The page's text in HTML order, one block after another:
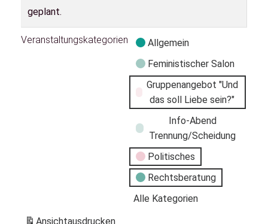
geplant.
Veranstaltungskategorien
Allgemein
Feministischer Salon
Gruppenangebot "Und
das soll Liebe sein?"
Info-Abend
Trennung/Scheidung
Politisches
Rechtsberatung
Alle Kategorien
Ansichtausdrucken